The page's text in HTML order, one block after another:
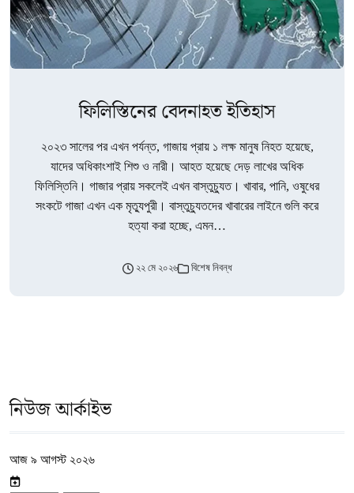
ফিলিস্তিনের বেদনাহত ইতিহাস
২০২৩ সালের পর এখন পর্যন্ত, গাজায় প্রায় ১ লক্ষ মানুষ নিহত হয়েছে,
যাদের অধিকাংশাই শিশু ও নারী। আহত হয়েছে দেড় লাখের অধিক
ফিলিস্তিনি। গাজার প্রায় সকলেই এখন বাস্তুচ্যুত। খাবার, পানি, ওষুধের
সংকটে গাজা এখন এক মৃত্যুপুরী। বাস্তুচ্যুতদের খাবারের লাইনে গুলি করে
হত্যা করা হচ্ছে, এমন…
২২ মে ২০২৬ বিশেষ নিবন্ধ
নিউজ আর্কাইভ
আজ ৯ আগস্ট ২০২৬